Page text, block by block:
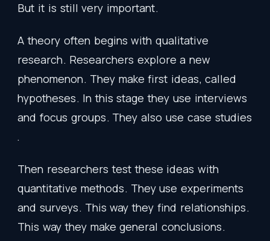
But it is still very important.
A theory often begins with qualitative
research. Researchers explore a new
phenomenon. They make first ideas, called
hypotheses. In this stage they use interviews
and focus groups. They also use case studies
.
Then researchers test these ideas with
quantitative methods. They use experiments
and surveys. This way they find relationships.
This way they make general conclusions.